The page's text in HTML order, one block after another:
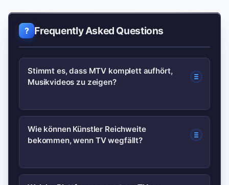
Frequently Asked Questions
Stimmt es, dass MTV komplett aufhört,
Musikvideos zu zeigen?
Nicht notwendigerweise. Meist handelt
es sich um eine Reduktion oder
im linearen Programm, nicht um ein
Wie können Künstler Reichweite
bekommen, wenn TV wegfällt?